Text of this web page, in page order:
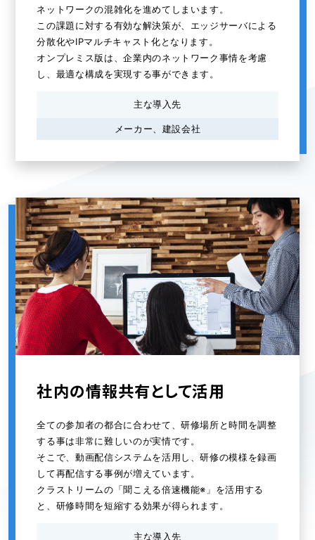
ネットワークの混雑化を進めてしまいます。
この課題に対する有効な解決策が、エッジサーバによる
分散化やIPマルチキャスト化となります。
オンプレミス版は、企業内のネットワーク事情を考慮
し、最適な構成を実現する事ができます。
主な導入先
メーカー、建設会社
社内の情報共有として活用
全ての参加者の都合に合わせて、研修場所と時間を調整
する事は非常に難しいのが実情です。
そこで、動画配信システムを活用し、研修の模様を録画
して再配信する事例が増えています。
クラストリームの「聞こえる倍速機能※」を活用する
と、研修時間を短縮する効果が得られます。
主な導入先